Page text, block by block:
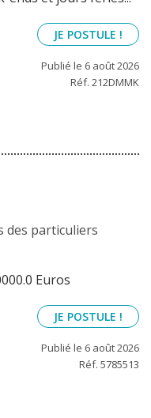
JE POSTULE !
Publié le 6 août 2026
Réf. 212DMMK
des particuliers
Euros
JE POSTULE !
Publié le 6 août 2026
Réf. 5785513